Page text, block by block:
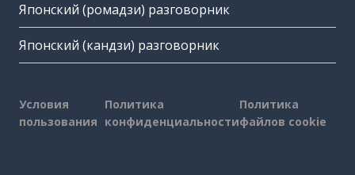
Японский (ромадзи) разговорник
Японский (кандзи) разговорник
Условия
пользования
Политика
конфиденциальности
Политика
файлов cookie